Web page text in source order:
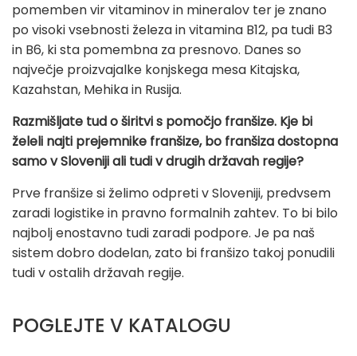
pomemben vir vitaminov in mineralov ter je znano
po visoki vsebnosti železa in vitamina B12, pa tudi B3
in B6, ki sta pomembna za presnovo. Danes so
največje proizvajalke konjskega mesa Kitajska,
Kazahstan, Mehika in Rusija.
Razmišljate tud o širitvi s pomočjo franšize. Kje bi
želeli najti prejemnike franšize, bo franšiza dostopna
samo v Sloveniji ali tudi v drugih državah regije?
Prve franšize si želimo odpreti v Sloveniji, predvsem
zaradi logistike in pravno formalnih zahtev. To bi bilo
najbolj enostavno tudi zaradi podpore. Je pa naš
sistem dobro dodelan, zato bi franšizo takoj ponudili
tudi v ostalih državah regije.
POGLEJTE V KATALOGU